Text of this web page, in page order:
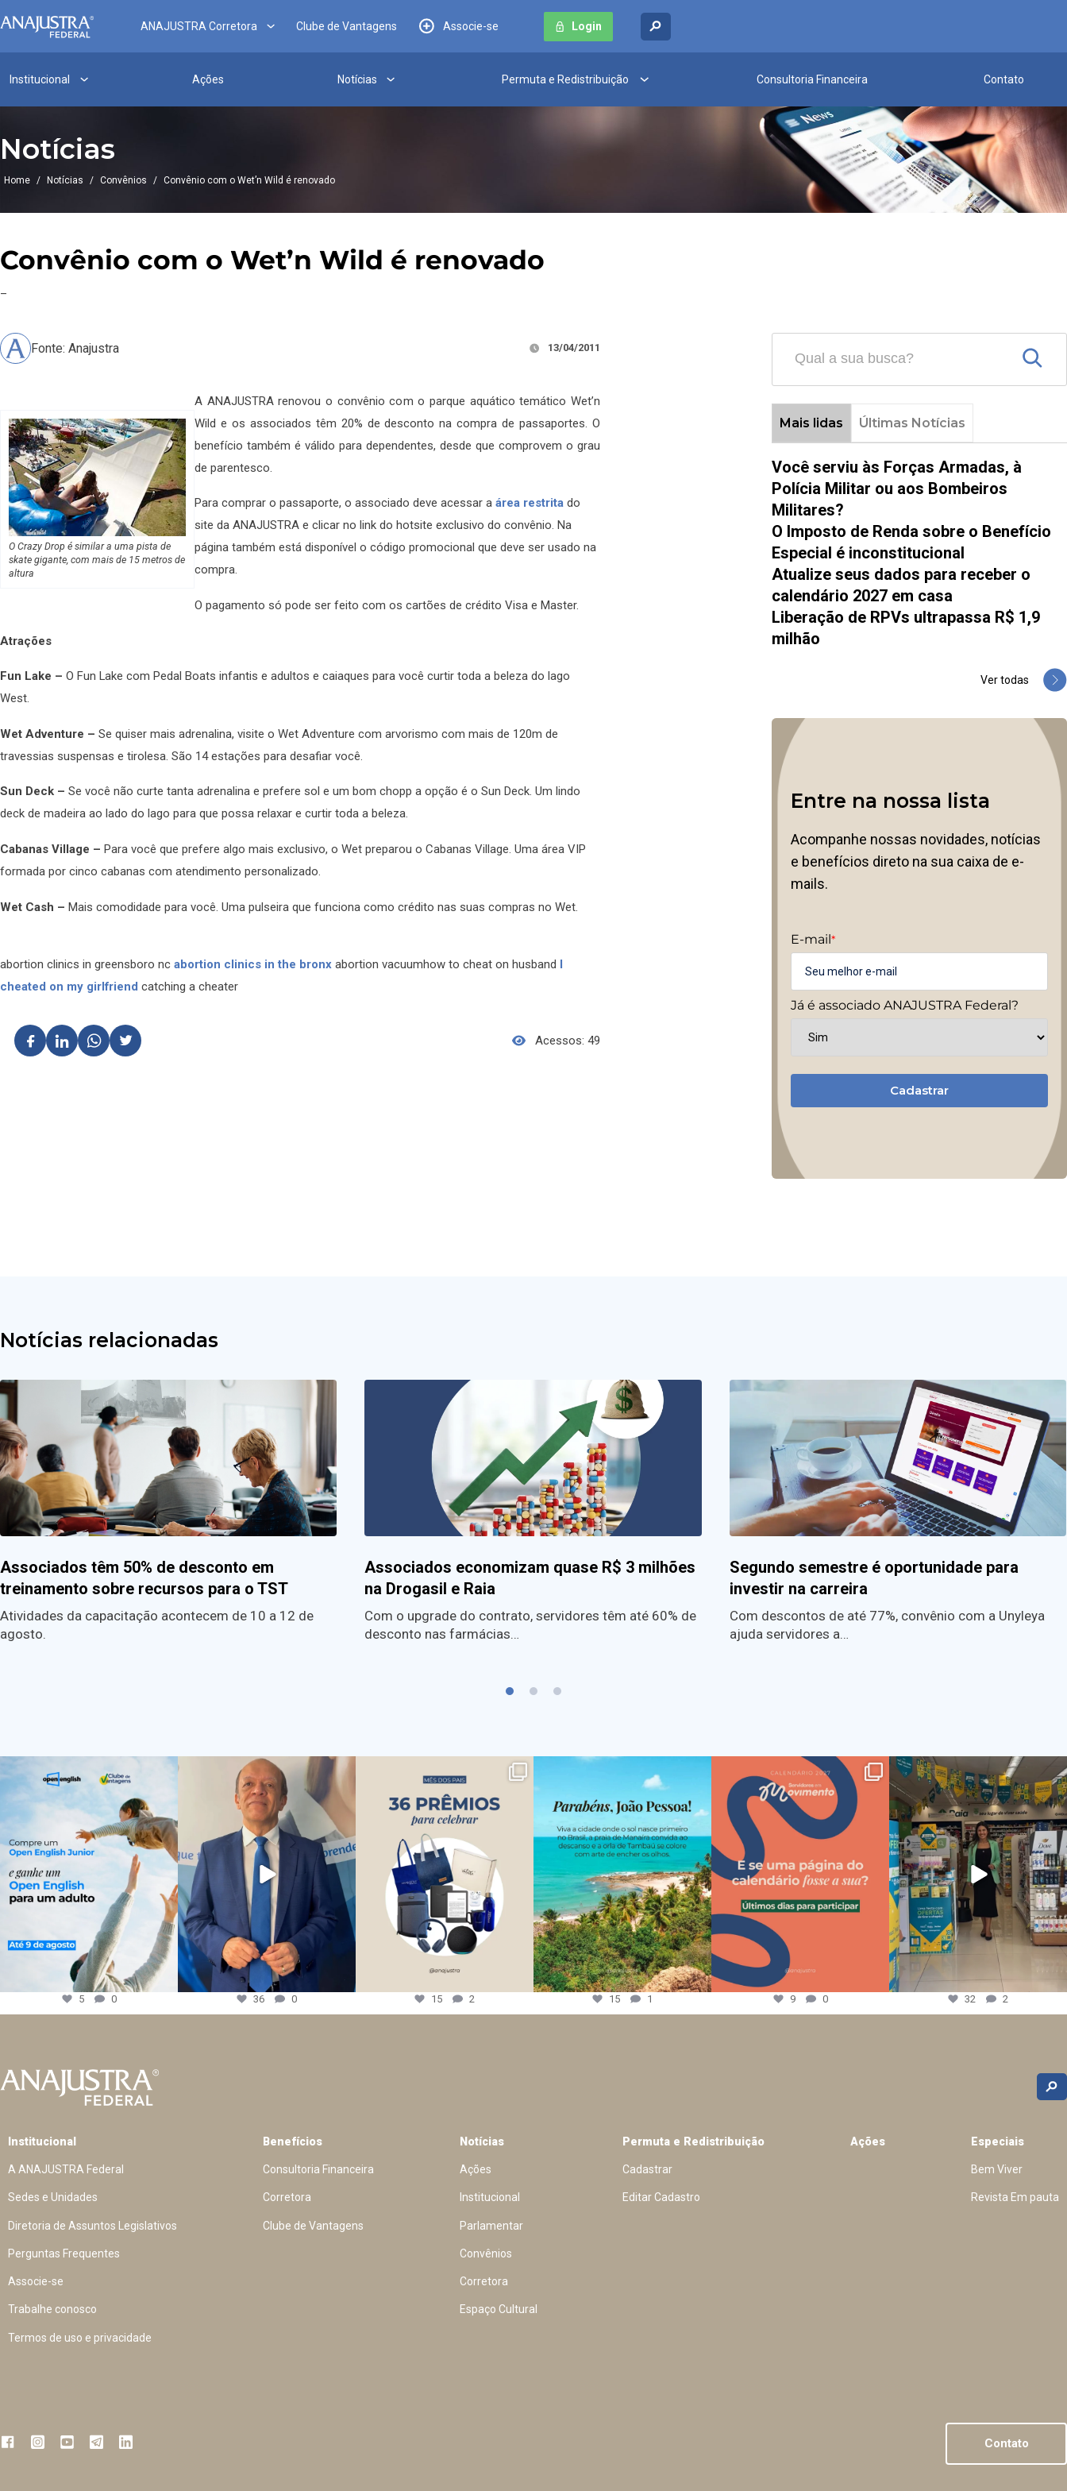
ANAJUSTRA Corretora Clube de Vantagens Associe-se Login
Institucional Ações Notícias Permuta e Redistribuição Consultoria Financeira Contato
Notícias
Home / Notícias / Convênios / Convênio com o Wet’n Wild é renovado
Convênio com o Wet’n Wild é renovado
–
Fonte: Anajustra 13/04/2011
O Crazy Drop é similar a uma pista de
skate gigante, com mais de 15 metros de
altura
A ANAJUSTRA renovou o convênio com o parque aquático temático Wet’n
Wild e os associados têm 20% de desconto na compra de passaportes. O
benefício também é válido para dependentes, desde que comprovem o grau
de parentesco.
Para comprar o passaporte, o associado deve acessar a área restrita do
site da ANAJUSTRA e clicar no link do hotsite exclusivo do convênio. Na
página também está disponível o código promocional que deve ser usado na
compra.
O pagamento só pode ser feito com os cartões de crédito Visa e Master.
Atrações
Fun Lake – O Fun Lake com Pedal Boats infantis e adultos e caiaques para você curtir toda a beleza do lago
West.
Wet Adventure – Se quiser mais adrenalina, visite o Wet Adventure com arvorismo com mais de 120m de
travessias suspensas e tirolesa. São 14 estações para desafiar você.
Sun Deck – Se você não curte tanta adrenalina e prefere sol e um bom chopp a opção é o Sun Deck. Um lindo
deck de madeira ao lado do lago para que possa relaxar e curtir toda a beleza.
Cabanas Village – Para você que prefere algo mais exclusivo, o Wet preparou o Cabanas Village. Uma área VIP
formada por cinco cabanas com atendimento personalizado.
Wet Cash – Mais comodidade para você. Uma pulseira que funciona como crédito nas suas compras no Wet.
abortion clinics in greensboro nc abortion clinics in the bronx abortion vacuumhow to cheat on husband I
cheated on my girlfriend catching a cheater
Acessos: 49
Mais lidas Últimas Notícias
Você serviu às Forças Armadas, à
Polícia Militar ou aos Bombeiros
Militares?
O Imposto de Renda sobre o Benefício
Especial é inconstitucional
Atualize seus dados para receber o
calendário 2027 em casa
Liberação de RPVs ultrapassa R$ 1,9
milhão
Ver todas
Entre na nossa lista
Acompanhe nossas novidades, notícias
e benefícios direto na sua caixa de e-
mails.
E-mail *
Já é associado ANAJUSTRA Federal?
Cadastrar
Notícias relacionadas
Associados têm 50% de desconto em
treinamento sobre recursos para o TST
Atividades da capacitação acontecem de 10 a 12 de
agosto.
Associados economizam quase R$ 3 milhões
na Drogasil e Raia
Com o upgrade do contrato, servidores têm até 60% de
desconto nas farmácias…
Segundo semestre é oportunidade para
investir na carreira
Com descontos de até 77%, convênio com a Unyleya
ajuda servidores a…
5 0 36 0 15 2 15 1 9 0 32 2
Institucional
A ANAJUSTRA Federal
Sedes e Unidades
Diretoria de Assuntos Legislativos
Perguntas Frequentes
Associe-se
Trabalhe conosco
Termos de uso e privacidade
Benefícios
Consultoria Financeira
Corretora
Clube de Vantagens
Notícias
Ações
Institucional
Parlamentar
Convênios
Corretora
Espaço Cultural
Permuta e Redistribuição
Cadastrar
Editar Cadastro
Ações Especiais
Bem Viver
Revista Em pauta
Contato